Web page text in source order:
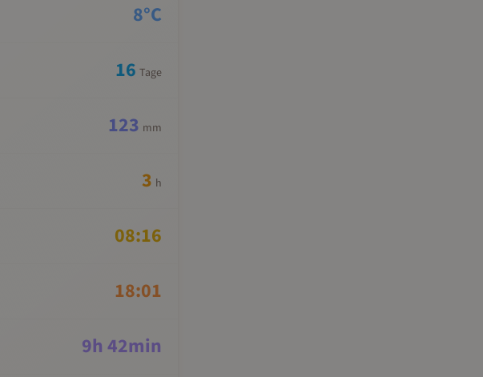
8°C
16 Tage
123 mm
3 h
08:16
18:01
9h 42min